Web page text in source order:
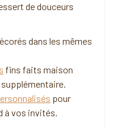
de douceurs
dans les mêmes
fins faits maison
pour
à vos invités.